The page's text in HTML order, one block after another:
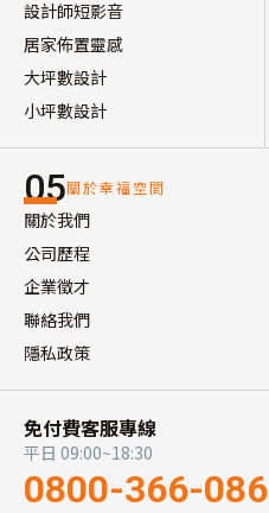
設計師短影音
居家佈置靈感
大坪數設計
小坪數設計
05關於幸福空間
關於我們
公司歷程
企業徵才
聯絡我們
隱私政策
免付費客服專線
平日 09:00~18:30
0800-366-086